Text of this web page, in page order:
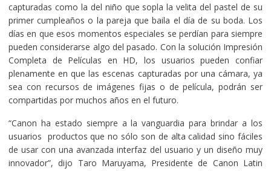
capturadas como la del niño que sopla la velita del pastel de su
primer cumpleaños o la pareja que baila el día de su boda. Los
días en que esos momentos especiales se perdían para siempre
pueden considerarse algo del pasado. Con la solución Impresión
Completa de Películas en HD, los usuarios pueden confiar
plenamente en que las escenas capturadas por una cámara, ya
sea con recursos de imágenes fijas o de película, podrán ser
compartidas por muchos años en el futuro.
“Canon ha estado siempre a la vanguardia para brindar a los
usuarios productos que no sólo son de alta calidad sino fáciles
de usar con una avanzada interfaz del usuario y un diseño muy
innovador”, dijo Taro Maruyama, Presidente de Canon Latin